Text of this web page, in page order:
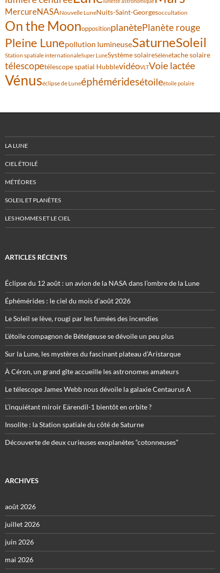
MercureNASANouvelle LuneNuits-Saint-Georgesoccultation
On the MoonoppositionplanètePlanète rouge
Pleine Lunepollution lumineuseSaturneSoleil
Station spatiale internationaleSuper LuneSystème solaireSélénétache solaire
télescopetélescope spatial HubblevidéoVLTVoie lactée
Vénuséclipse de Luneéphéméridesétoileétoile polaire
LA LUNE
CIEL ÉTOILÉ
MÉTÉORES
SOLEIL ET PLANÈTES
LES HOMMES ET LE CIEL
ARTICLES RÉCENTS
Éclipse du 12 août : un avion de la NASA dans l’ombre de la Lune
Éphémérides : le ciel du mois d’août 2026
Le Soleil se lève, rougi par les fumées des incendies
L’étoile compagnon de Bételgeuse se dévoile un peu plus
Sur la Lune, les mystères du fascinant plateau d’Aristarque
À Céron, un grand gîte accueille les astronomes amateurs
Le télescope James Webb nous dévoile la galaxie Centaurus A
L’inquiétant miroir Eärendil-1 bientôt en orbite ?
Insolite : la Station spatiale du côté de Saturne
Découverte de deux curieuses exoplanètes “cotonneuses”
ARCHIVES
août 2026
juillet 2026
juin 2026
mai 2026